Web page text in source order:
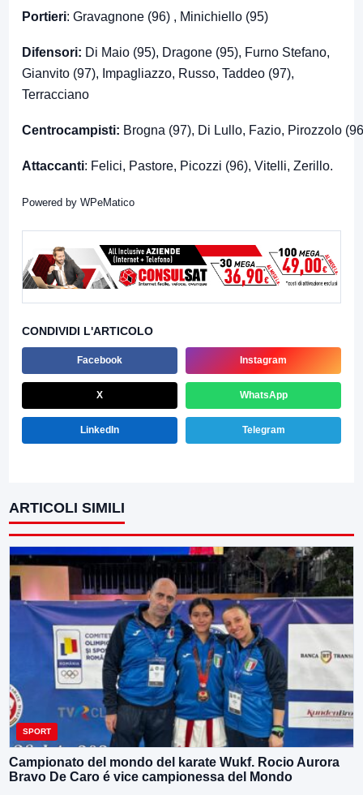
Portieri: Gravagnone (96) , Minichiello (95)
Difensori: Di Maio (95), Dragone (95), Furno Stefano,
Gianvito (97), Impagliazzo, Russo, Taddeo (97),
Terracciano
Centrocampisti: Brogna (97), Di Lullo, Fazio, Pirozzolo
Attaccanti: Felici, Pastore, Picozzi (96), Vitelli, Zerillo.
Powered by WPeMatico
CONDIVIDI L'ARTICOLO
Facebook Instagram
X WhatsApp
LinkedIn Telegram
ARTICOLI SIMILI
SPORT
Campionato del mondo del karate Wukf. Rocio Aurora
Bravo De Caro é vice campionessa del Mondo